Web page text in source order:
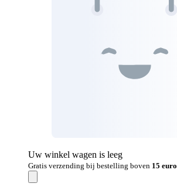
Uw winkel wagen is leeg
Gratis verzending bij bestelling boven 15 euro